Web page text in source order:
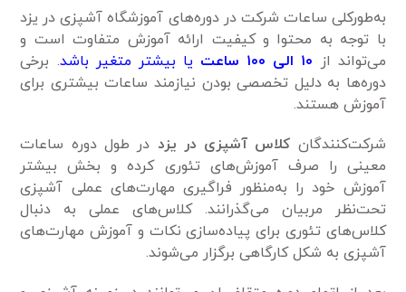
به‌طورکلی ساعات شرکت در دوره‌های آموزشگاه آشپزی در یزد
با توجه به محتوا و کیفیت ارائه آموزش متفاوت است و
می‌تواند از ۱۰ الی ۱۰۰ ساعت یا بیشتر متغیر باشد. برخی
دوره‌ها به دلیل تخصصی بودن نیازمند ساعات بیشتری برای
آموزش هستند.
شرکت‌کنندگان کلاس آشپزی در یزد در طول دوره ساعات
معینی را صرف آموزش‌های تئوری کرده و بخش بیشتر
آموزش خود را به‌منظور فراگیری مهارت‌های عملی آشپزی
تحت‌نظر مربیان می‌گذرانند. کلاس‌های عملی به دنبال
کلاس‌های تئوری برای پیاده‌سازی نکات و آموزش مهارت‌های
آشپزی به شکل کارگاهی برگزار می‌شوند.